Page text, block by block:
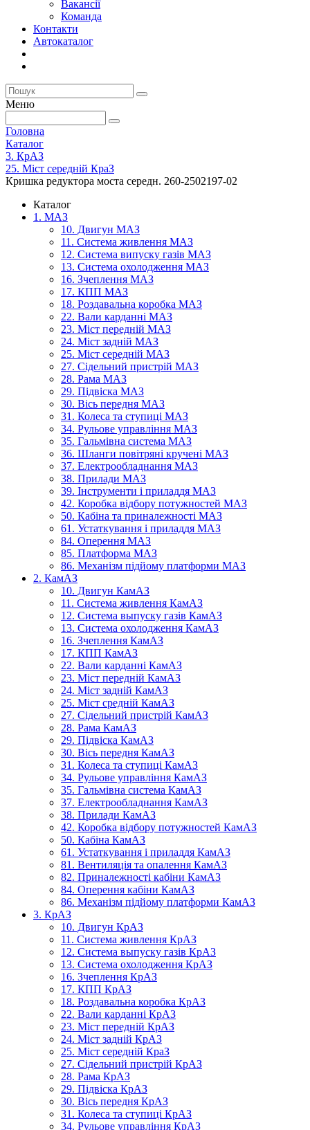
Вакансії
Команда
Контакти
Автокаталог
Меню
Головна
Каталог
3. КрАЗ
25. Міст середній КраЗ
Кришка редуктора моста середн. 260-2502197-02
Каталог
1. МАЗ
10. Двигун МАЗ
11. Система живлення МАЗ
12. Система випуску газів МАЗ
13. Система охолодження МАЗ
16. Зчеплення МАЗ
17. КПП МАЗ
18. Роздавальна коробка МАЗ
22. Вали карданні МАЗ
23. Міст передній МАЗ
24. Міст задній МАЗ
25. Міст середній МАЗ
27. Сідельний пристрій МАЗ
28. Рама МАЗ
29. Підвіска МАЗ
30. Вісь передня МАЗ
31. Колеса та ступиці МАЗ
34. Рульове управління МАЗ
35. Гальмівна система МАЗ
36. Шланги повітряні кручені МАЗ
37. Електрообладнання МАЗ
38. Прилади МАЗ
39. Інструменти і приладдя МАЗ
42. Коробка відбору потужностей МАЗ
50. Кабіна та приналежності МАЗ
61. Устаткування і приладдя МАЗ
84. Оперення МАЗ
85. Платформа МАЗ
86. Механізм підйому платформи МАЗ
2. КамАЗ
10. Двигун КамАЗ
11. Система живлення КамАЗ
12. Система выпуску газів КамАЗ
13. Система охолодження КамАЗ
16. Зчеплення КамАЗ
17. КПП КамАЗ
22. Вали карданні КамАЗ
23. Міст передній КамАЗ
24. Міст задній КамАЗ
25. Міст средній КамАЗ
27. Сідельний пристрій КамАЗ
28. Рама КамАЗ
29. Підвіска КамАЗ
30. Вісь передня КамАЗ
31. Колеса та ступиці КамАЗ
34. Рульове управління КамАЗ
35. Гальмівна система КамАЗ
37. Електрообладнання КамАЗ
38. Прилади КамАЗ
42. Коробка відбору потужностей КамАЗ
50. Кабіна КамАЗ
61. Устаткування і приладдя КамАЗ
81. Вентиляція та опалення КамАЗ
82. Приналежності кабіни КамАЗ
84. Оперення кабіни КамАЗ
86. Механізм підйому платформи КамАЗ
3. КрАЗ
10. Двигун КрАЗ
11. Система живлення КрАЗ
12. Система выпуску газів КрАЗ
13. Система охолодження КрАЗ
16. Зчеплення КрАЗ
17. КПП КрАЗ
18. Роздавальна коробка КрАЗ
22. Вали карданні КрАЗ
23. Міст передній КрАЗ
24. Міст задній КрАЗ
25. Міст середній КраЗ
27. Сідельний пристрій КрАЗ
28. Рама КрАЗ
29. Підвіска КрАЗ
30. Вісь передня КрАЗ
31. Колеса та ступиці КрАЗ
34. Рульове управління КрАЗ